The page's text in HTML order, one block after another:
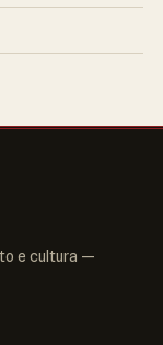
e cultura —